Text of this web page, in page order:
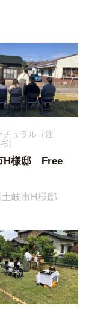
チュラル（注
）
H様邸 Free
岐市H様邸